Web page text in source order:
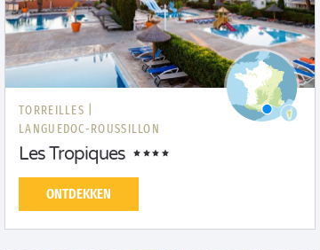
TORREILLES |
LANGUEDOC-ROUSSILLON
Les Tropiques
ONTDEKKEN